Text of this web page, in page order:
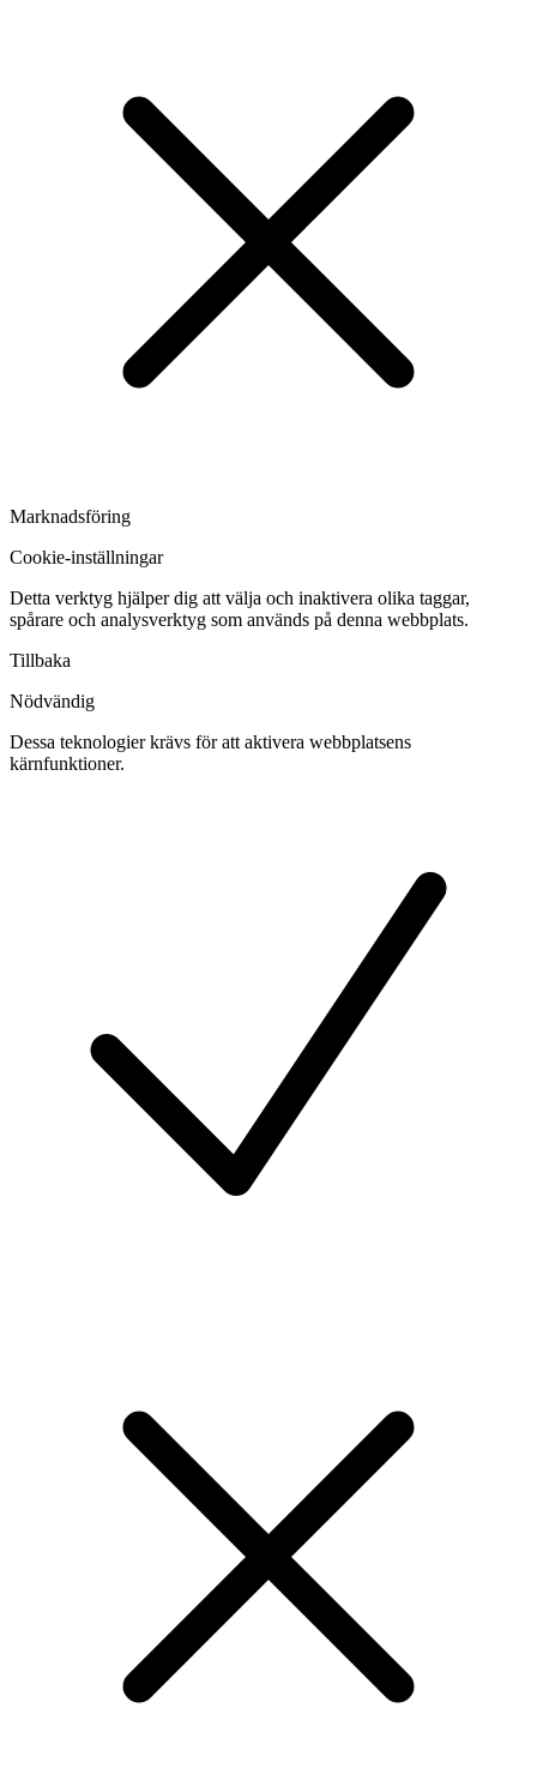
Marknadsföring
Cookie-inställningar
Detta verktyg hjälper dig att välja och inaktivera olika taggar,
spårare och analysverktyg som används på denna webbplats.
Tillbaka
Nödvändig
Dessa teknologier krävs för att aktivera webbplatsens
kärnfunktioner.